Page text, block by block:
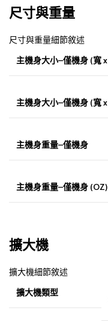
尺寸與重量
尺寸與重量細節敘述
主機身大小–僅機身 (寬
主機身大小–僅機身 (寬
主機身重量–僅機身
主機身重量–僅機身 (OZ)
擴大機
擴大機細節敘述
擴大機類型